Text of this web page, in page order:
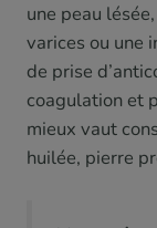
une peau
varices ou une
de prise
coagulation et
mieux vaut
huilée, pierre